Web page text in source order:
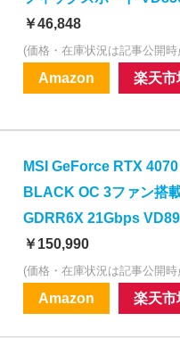
￥46,848
(価格・在庫状況は記事公開
Amazon 楽天市
MSI GeForce RTX
BLACK OC 3ファン搭
GDRR6X 21Gbps
￥150,990
(価格・在庫状況は記事公開
Amazon 楽天市